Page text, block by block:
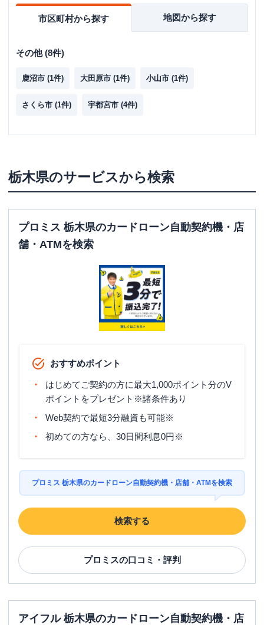
市区町村から探す 地図から探す
その他(8件)
鹿沼市 (1件) 大田原市 (1件) 小山市 (1件)
さくら市 (1件) 宇都宮市 (4件)
栃木県のサービスから検索
プロミス 栃木県のカードローン自動契約機・店
舗・ATMを検索
おすすめポイント
はじめてご契約の方に最大1,000ポイント分のV
ポイントをプレゼント※諸条件あり
Web契約で最短3分融資も可能※
初めての方なら、30日間利息0円※
プロミス 栃木県のカードローン自動契約機・店舗・ATMを検索
検索する
プロミスの口コミ・評判
アイフル 栃木県のカードローン自動契約機・店